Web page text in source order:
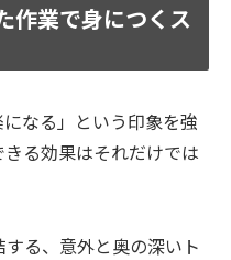
作業で身につくス
なる」という印象を強
る効果はそれだけでは
る、意外と奥の深いト